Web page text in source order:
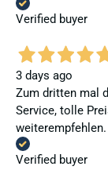
Verified buyer
3 days ago
Zum dritten mal
Service, tolle
weiterempfehlen.
Verified buyer